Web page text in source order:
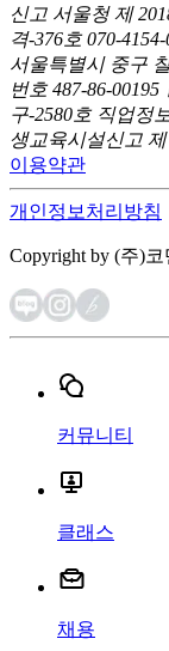
신고 서울청 제
격-376호 070-
서울특별시 중구
번호 487-86-
구-2580호 직업정
생교육시설신고 제
이용약관
개인정보처리방침
Copyright by (주)코
커뮤니티
클래스
채용